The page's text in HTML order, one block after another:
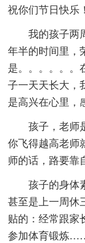
祝你们节日快乐！
我的孩子两
年半的时间里，
是。。。。。。
子一天天长大，
是高兴在心里，
孩子，老师
你飞得越高老师
师的话，路要靠
孩子的身体
甚至是上一周休
贴的：经常跟家
参加体育锻炼